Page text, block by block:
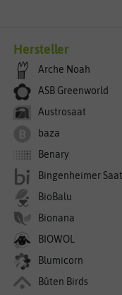
Hersteller
Arche Noah
ASB Greenworld
Austrosaat
baza
Benary
Bingenheimer
BioBalu
Bionana
BIOWOL
Blumicorn
Bûten Birds